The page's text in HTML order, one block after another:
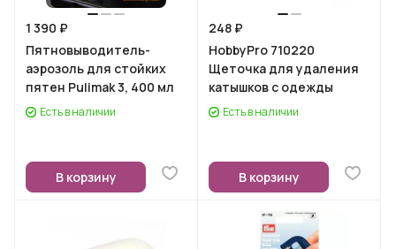
1 390 ₽
Пятновыводитель-
аэрозоль для стойких
пятен Pulimak 3, 400 мл
Есть в наличии
В корзину
248 ₽
HobbyPro 710220
Щеточка для удаления
катышков с одежды
Есть в наличии
В корзину